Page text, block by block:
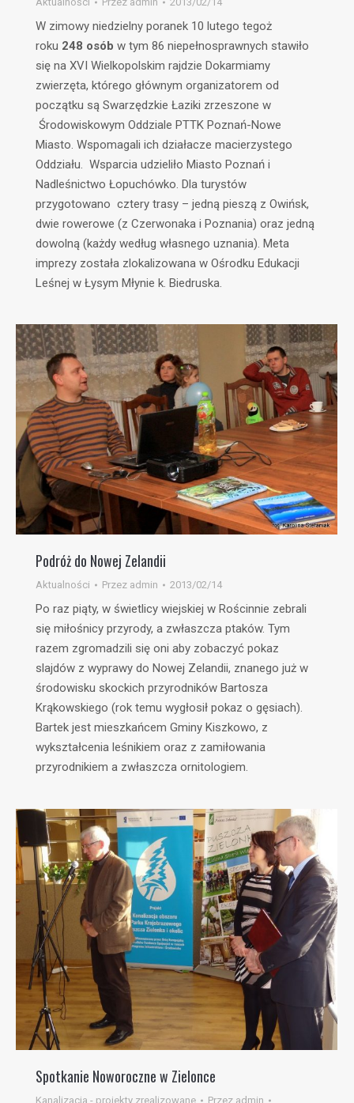
W zimowy niedzielny poranek 10 lutego tegoż
roku 248 osób w tym 86 niepełnosprawnych stawiło
się na XVI Wielkopolskim rajdzie Dokarmiamy
zwierzęta, którego głównym organizatorem od
początku są Swarzędzkie Łaziki zrzeszone w
Środowiskowym Oddziale PTTK Poznań-Nowe
Miasto. Wspomagali ich działacze macierzystego
Oddziału. Wsparcia udzieliło Miasto Poznań i
Nadleśnictwo Łopuchówko. Dla turystów
przygotowano cztery trasy – jedną pieszą z Owińsk,
dwie rowerowe (z Czerwonaka i Poznania) oraz jedną
dowolną (każdy według własnego uznania). Meta
imprezy została zlokalizowana w Ośrodku Edukacji
Leśnej w Łysym Młynie k. Biedruska.
Podróż do Nowej Zelandii
Aktualności Przez admin 2013/02/14
Po raz piąty, w świetlicy wiejskiej w Rościnnie zebrali
się miłośnicy przyrody, a zwłaszcza ptaków. Tym
razem zgromadzili się oni aby zobaczyć pokaz
slajdów z wyprawy do Nowej Zelandii, znanego już w
środowisku skockich przyrodników Bartosza
Krąkowskiego (rok temu wygłosił pokaz o gęsiach).
Bartek jest mieszkańcem Gminy Kiszkowo, z
wykształcenia leśnikiem oraz z zamiłowania
przyrodnikiem a zwłaszcza ornitologiem.
Spotkanie Noworoczne w Zielonce
Kanalizacja - projekty zrealizowane Przez admin